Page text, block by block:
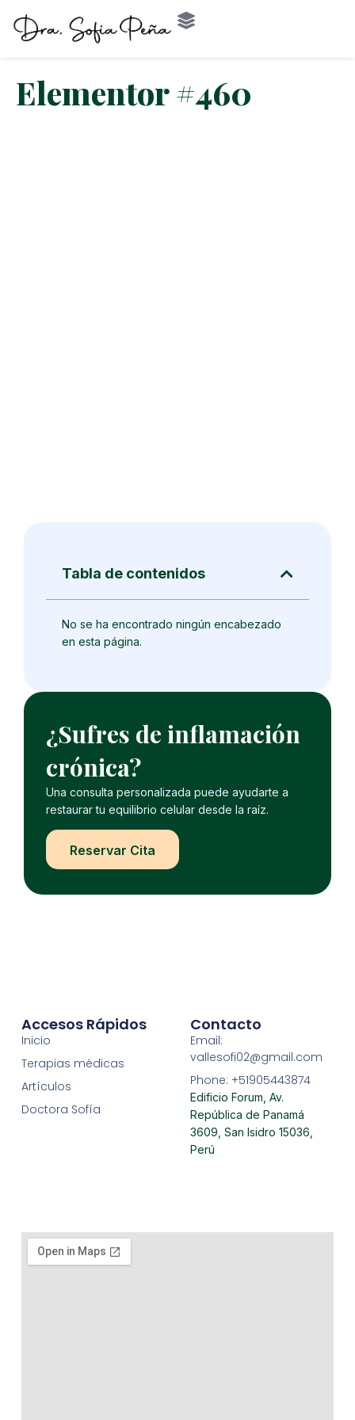
Elementor #460
Tabla de contenidos
No se ha encontrado ningún encabezado
en esta página.
¿Sufres de inflamación
crónica?
Una consulta personalizada puede ayudarte a
restaurar tu equilibrio celular desde la raíz.
Reservar Cita
Accesos Rápidos
Inicio
Terapias médicas
Artículos
Doctora Sofía
Contacto
Email:
vallesofi02@gmail.com
Phone: +51905443874
Edificio Forum, Av.
República de Panamá
3609, San Isidro 15036,
Perú